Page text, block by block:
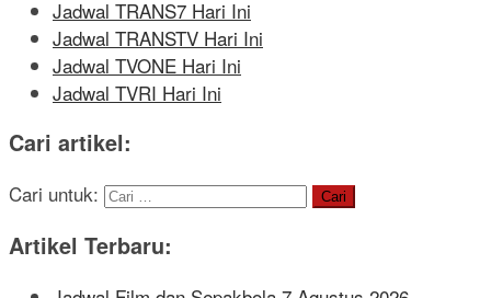
Jadwal TRANS7 Hari Ini
Jadwal TRANSTV Hari Ini
Jadwal TVONE Hari Ini
Jadwal TVRI Hari Ini
Cari artikel:
Cari untuk:
Artikel Terbaru: